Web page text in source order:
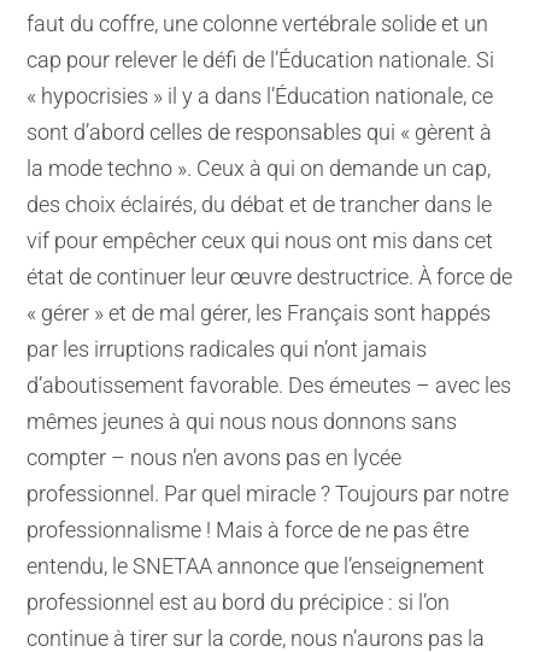
faut du coffre, une colonne vertébrale solide et un
cap pour relever le défi de l’Éducation nationale. Si
« hypocrisies » il y a dans l’Éducation nationale, ce
sont d’abord celles de responsables qui « gèrent à
la mode techno ». Ceux à qui on demande un cap,
des choix éclairés, du débat et de trancher dans le
vif pour empêcher ceux qui nous ont mis dans cet
état de continuer leur œuvre destructrice. À force de
« gérer » et de mal gérer, les Français sont happés
par les irruptions radicales qui n’ont jamais
d’aboutissement favorable. Des émeutes – avec les
mêmes jeunes à qui nous nous donnons sans
compter – nous n’en avons pas en lycée
professionnel. Par quel miracle ? Toujours par notre
professionnalisme ! Mais à force de ne pas être
entendu, le SNETAA annonce que l’enseignement
professionnel est au bord du précipice : si l’on
continue à tirer sur la corde, nous n’aurons pas la